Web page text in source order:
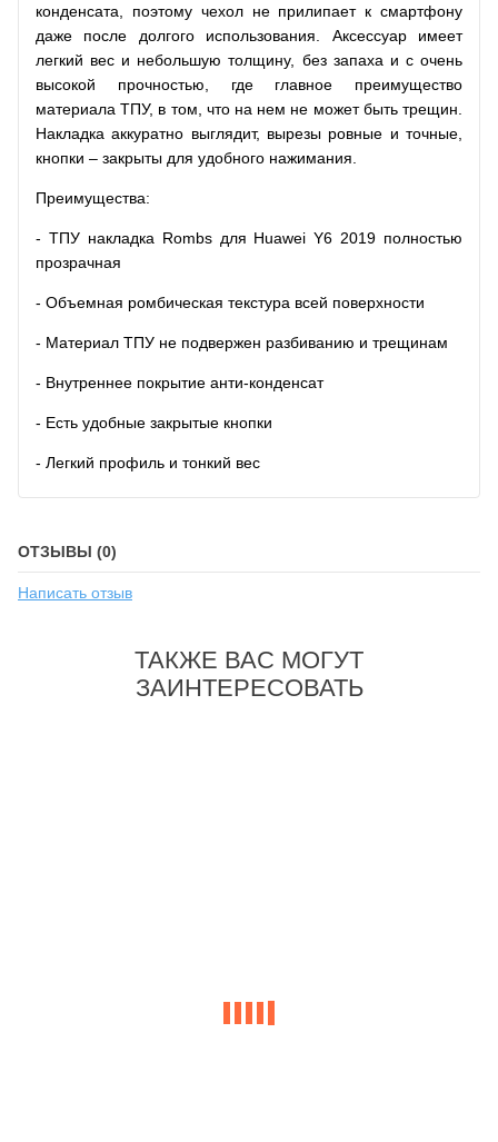
конденсата, поэтому чехол не прилипает к смартфону
даже после долгого использования. Аксессуар имеет
легкий вес и небольшую толщину, без запаха и с очень
высокой прочностью, где главное преимущество
материала ТПУ, в том, что на нем не может быть трещин.
Накладка аккуратно выглядит, вырезы ровные и точные,
кнопки – закрыты для удобного нажимания.
Преимущества:
- ТПУ накладка Rombs для Huawei Y6 2019 полностью
прозрачная
- Объемная ромбическая текстура всей поверхности
- Материал ТПУ не подвержен разбиванию и трещинам
- Внутреннее покрытие анти-конденсат
- Есть удобные закрытые кнопки
- Легкий профиль и тонкий вес
ОТЗЫВЫ (0)
Написать отзыв
ТАКЖЕ ВАС МОГУТ
ЗАИНТЕРЕСОВАТЬ